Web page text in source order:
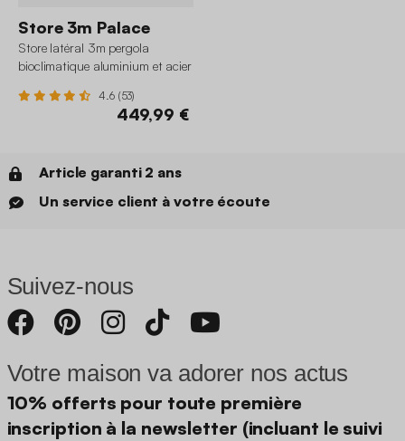
Store 3m Palace
Store latéral 3m pergola
bioclimatique aluminium et acier
4.6 (53)
449,99 €
Article garanti 2 ans
Un service client à votre écoute
Suivez-nous
Votre maison va adorer nos actus
10% offerts pour toute première
inscription à la newsletter (incluant le suivi